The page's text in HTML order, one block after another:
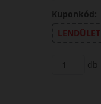
Kuponkód:
LENDÜLET
db